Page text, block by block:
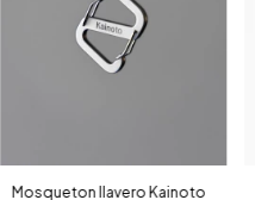
Mosqueton llavero Kainoto